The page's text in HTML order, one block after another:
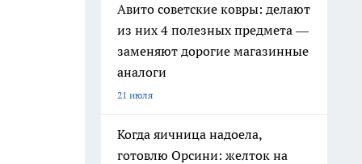
Авито советские ковры: делают
из них 4 полезных предмета —
заменяют дорогие магазинные
аналоги
21 июля
Когда яичница надоела,
готовлю Орсини: желток на